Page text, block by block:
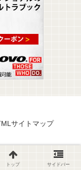
サイトマップ
トップ サイドバー